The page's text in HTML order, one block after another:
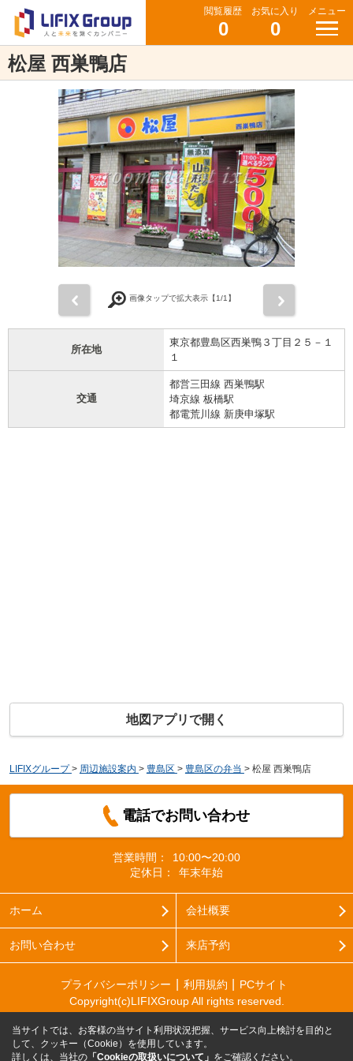
閲覧履歴
0
お気に入り
0
メニュー
松屋 西巣鴨店
画像タップで拡大表示【1/1】
所在地
東京都豊島区西巣鴨３丁目２５－１
１
交通
都営三田線 西巣鴨駅
埼京線 板橋駅
都電荒川線 新庚申塚駅
地図アプリで開く
LIFIXグループ > 周辺施設案内 > 豊島区 > 豊島区の弁当 > 松屋 西巣鴨店
電話でお問い合わせ
営業時間：
10:00〜20:00
定休日：
年末年始
ホーム 会社概要
お問い合わせ 来店予約
プライバシーポリシー 利用規約
PCサイト
Copyright(c)LIFIXGroup All rights reserved.
当サイトでは、お客様の当サイト利用状況把握、サービス向上検討を目的と
して、クッキー（Cookie）を使用しています。
詳しくは、当社の 「Cookieの取扱いについて」 をご確認ください。